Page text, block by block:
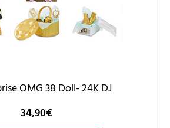
OMG 38 Doll- 24K DJ
34,90€